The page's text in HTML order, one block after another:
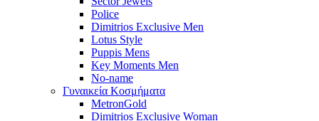
Police
Dimitrios Exclusive Men
Lotus Style
Puppis Mens
Key Moments Men
No-name
Γυναικεία Κοσμήματα
MetronGold
Dimitrios Exclusive Woman